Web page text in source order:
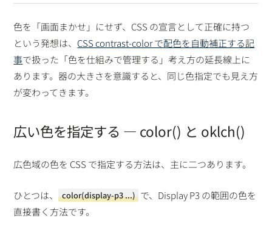
色を「画面まかせ」にせず、CSS の宣言として正確に持つ
という発想は、 CSS contrast-color で配色を自動補正する記
事で扱った「色を仕組みで管理する」考え方の延長線上に
あります。器の大きさを意識すると、同じ色指定でも見え方
が変わってきます。
広い色を指定する — color() と oklch()
広色域の色を CSS で指定する方法は、主に二つあります。
ひとつは、 color(display-p3 ...) で、Display P3 の範囲の色を
直接書く方法です。